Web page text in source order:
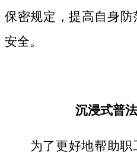
保密规定，提高自身
安全。
沉浸式普法
为了更好地帮助